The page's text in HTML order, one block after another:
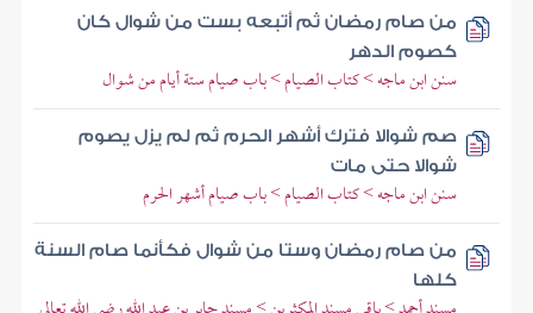
من صام رمضان ثم أتبعه بست من شوال كان
كصوم الدهر
سنن ابن ماجه > كتاب الصيام > باب صيام ستة أيام من شوال
صم شوالا فترك أشهر الحرم ثم لم يزل يصوم
شوالا حتى مات
سنن ابن ماجه > كتاب الصيام > باب صيام أشهر الحرم
من صام رمضان وستا من شوال فكأنما صام السنة
كلها